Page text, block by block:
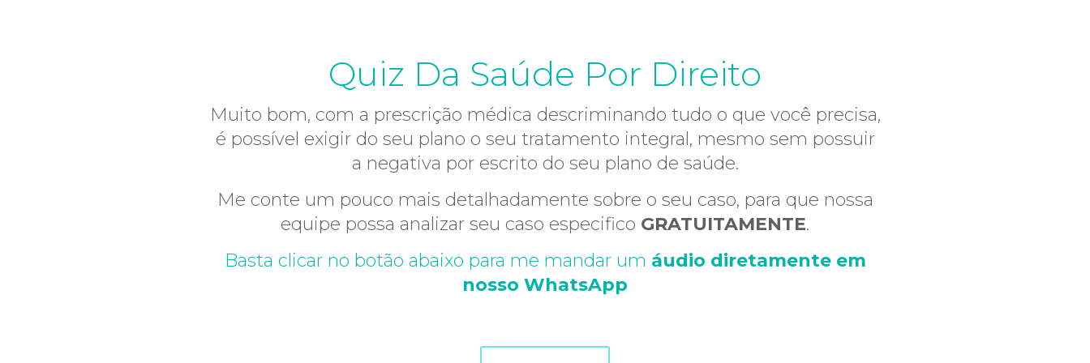
Quiz Da Saúde Por Direito
Muito bom, com a prescrição médica descriminando tudo o que você precisa,
é possível exigir do seu plano o seu tratamento integral, mesmo sem possuir
a negativa por escrito do seu plano de saúde.
Me conte um pouco mais detalhadamente sobre o seu caso, para que nossa
equipe possa analizar seu caso especifico GRATUITAMENTE.
Basta clicar no botão abaixo para me mandar um áudio diretamente em
nosso WhatsApp